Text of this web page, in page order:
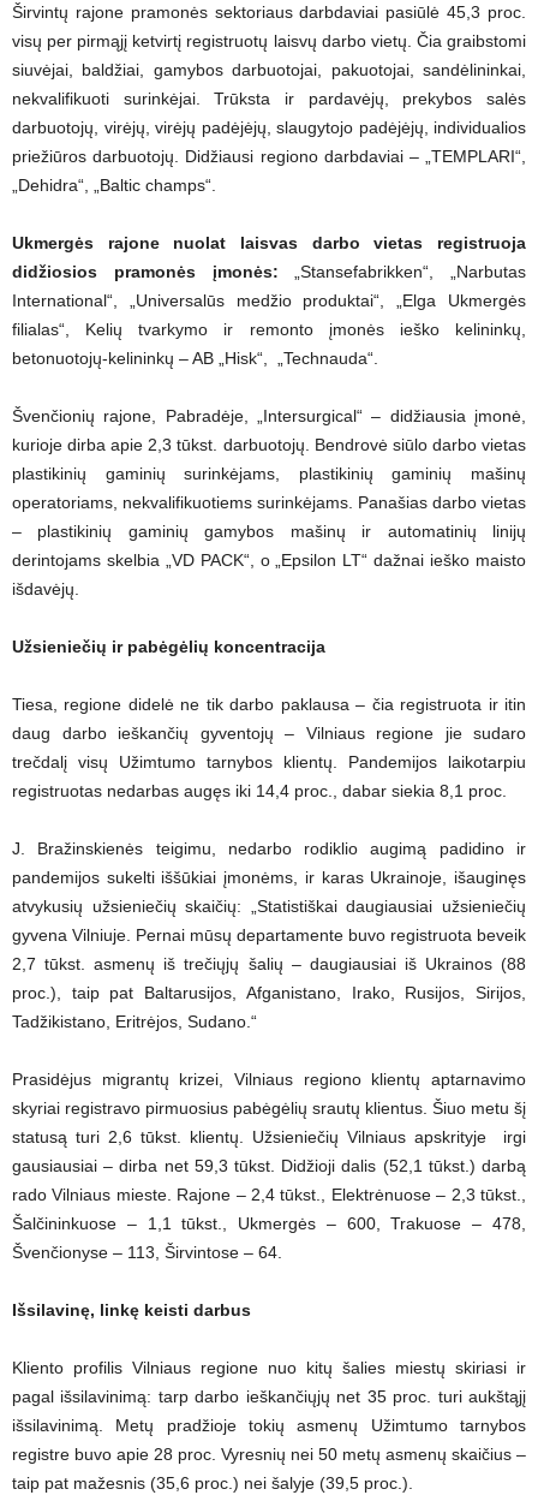
Širvintų rajone pramonės sektoriaus darbdaviai pasiūlė 45,3 proc.
visų per pirmąjį ketvirtį registruotų laisvų darbo vietų. Čia graibstomi
siuvėjai, baldžiai, gamybos darbuotojai, pakuotojai, sandėlininkai,
nekvalifikuoti surinkėjai. Trūksta ir pardavėjų, prekybos salės
darbuotojų, virėjų, virėjų padėjėjų, slaugytojo padėjėjų, individualios
priežiūros darbuotojų. Didžiausi regiono darbdaviai – „TEMPLARI“,
„Dehidra“, „Baltic champs“.
Ukmergės rajone nuolat laisvas darbo vietas registruoja
didžiosios pramonės įmonės: „Stansefabrikken“, „Narbutas
International“, „Universalūs medžio produktai“, „Elga Ukmergės
filialas“, Kelių tvarkymo ir remonto įmonės ieško kelininkų,
betonuotojų-kelininkų – AB „Hisk“, „Technauda“.
Švenčionių rajone, Pabradėje, „Intersurgical“ – didžiausia įmonė,
kurioje dirba apie 2,3 tūkst. darbuotojų. Bendrovė siūlo darbo vietas
plastikinių gaminių surinkėjams, plastikinių gaminių mašinų
operatoriams, nekvalifikuotiems surinkėjams. Panašias darbo vietas
– plastikinių gaminių gamybos mašinų ir automatinių linijų
derintojams skelbia „VD PACK“, o „Epsilon LT“ dažnai ieško maisto
išdavėjų.
Užsieniečių ir pabėgėlių koncentracija
Tiesa, regione didelė ne tik darbo paklausa – čia registruota ir itin
daug darbo ieškančių gyventojų – Vilniaus regione jie sudaro
trečdalį visų Užimtumo tarnybos klientų. Pandemijos laikotarpiu
registruotas nedarbas augęs iki 14,4 proc., dabar siekia 8,1 proc.
J. Bražinskienės teigimu, nedarbo rodiklio augimą padidino ir
pandemijos sukelti iššūkiai įmonėms, ir karas Ukrainoje, išauginęs
atvykusių užsieniečių skaičių: „Statistiškai daugiausiai užsieniečių
gyvena Vilniuje. Pernai mūsų departamente buvo registruota beveik
2,7 tūkst. asmenų iš trečiųjų šalių – daugiausiai iš Ukrainos (88
proc.), taip pat Baltarusijos, Afganistano, Irako, Rusijos, Sirijos,
Tadžikistano, Eritrėjos, Sudano.“
Prasidėjus migrantų krizei, Vilniaus regiono klientų aptarnavimo
skyriai registravo pirmuosius pabėgėlių srautų klientus. Šiuo metu šį
statusą turi 2,6 tūkst. klientų. Užsieniečių Vilniaus apskrityje irgi
gausiausiai – dirba net 59,3 tūkst. Didžioji dalis (52,1 tūkst.) darbą
rado Vilniaus mieste. Rajone – 2,4 tūkst., Elektrėnuose – 2,3 tūkst.,
Šalčininkuose – 1,1 tūkst., Ukmergės – 600, Trakuose – 478,
Švenčionyse – 113, Širvintose – 64.
Išsilavinę, linkę keisti darbus
Kliento profilis Vilniaus regione nuo kitų šalies miestų skiriasi ir
pagal išsilavinimą: tarp darbo ieškančiųjų net 35 proc. turi aukštąjį
išsilavinimą. Metų pradžioje tokių asmenų Užimtumo tarnybos
registre buvo apie 28 proc. Vyresnių nei 50 metų asmenų skaičius –
taip pat mažesnis (35,6 proc.) nei šalyje (39,5 proc.).